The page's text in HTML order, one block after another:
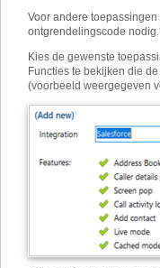
Voor andere
ontgrendelingscode
Kies de gewenste
Functies te bekijken die
(voorbeeld weergegeven